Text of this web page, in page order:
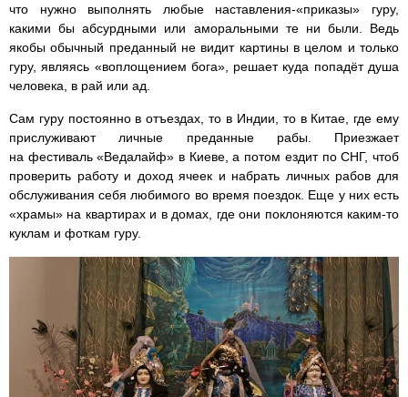
что нужно выполнять любые наставления-«приказы» гуру,
какими бы абсурдными или аморальными те ни были. Ведь
якобы обычный преданный не видит картины в целом и только
гуру, являясь «воплощением бога», решает куда попадёт душа
человека, в рай или ад.
Сам гуру постоянно в отъездах, то в Индии, то в Китае, где ему
прислуживают личные преданные рабы. Приезжает
на фестиваль «Ведалайф» в Киеве, а потом ездит по СНГ, чтоб
проверить работу и доход ячеек и набрать личных рабов для
обслуживания себя любимого во время поездок. Еще у них есть
«храмы» на квартирах и в домах, где они поклоняются каким-то
куклам и фоткам гуру.